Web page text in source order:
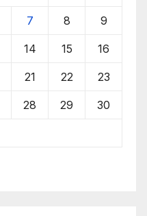
7 8 9
14 15 16
21 22 23
28 29 30